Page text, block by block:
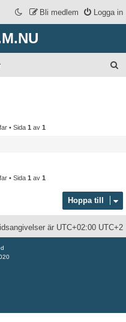
Logga in
Bli medlem
• Sida 1 av 1
• Sida 1 av 1
Hoppa till
är UTC+02:00 UTC+2